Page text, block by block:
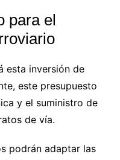
para el
esta inversión de
este presupuesto
y el suministro de
de vía.
podrán adaptar las